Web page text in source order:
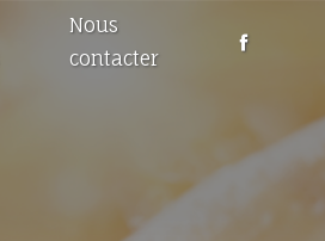
Nous
contacter